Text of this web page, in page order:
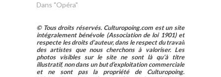
Dans "Opéra"
© Tous droits réservés. Culturopoing.com est un site
intégralement bénévole (Association de loi 1901) et
respecte les droits d’auteur, dans le respect du travail
des artistes que nous cherchons à valoriser. Les
photos visibles sur le site ne sont là qu’à titre
illustratif, non dans un but d’exploitation commerciale
et ne sont pas la propriété de Culturopoing.